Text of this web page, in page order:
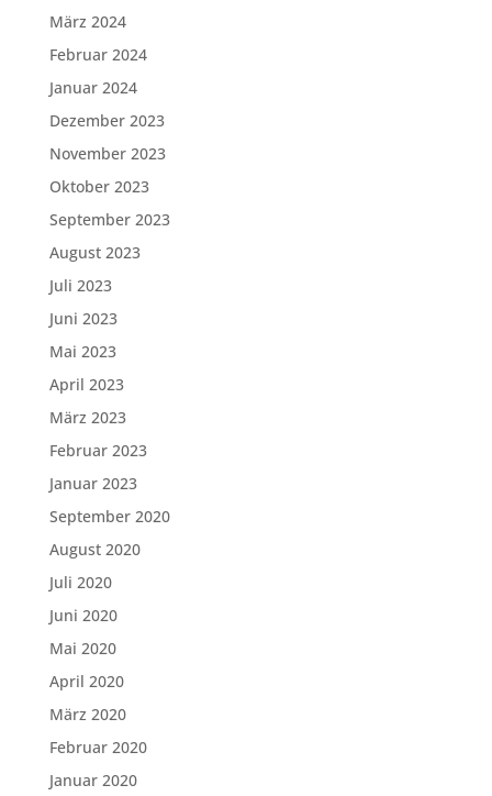
März 2024
Februar 2024
Januar 2024
Dezember 2023
November 2023
Oktober 2023
September 2023
August 2023
Juli 2023
Juni 2023
Mai 2023
April 2023
März 2023
Februar 2023
Januar 2023
September 2020
August 2020
Juli 2020
Juni 2020
Mai 2020
April 2020
März 2020
Februar 2020
Januar 2020